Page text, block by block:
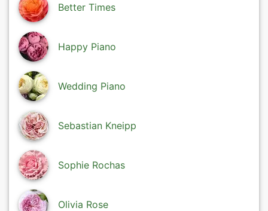
Better Times
Happy Piano
Wedding Piano
Sebastian Kneipp
Sophie Rochas
Olivia Rose